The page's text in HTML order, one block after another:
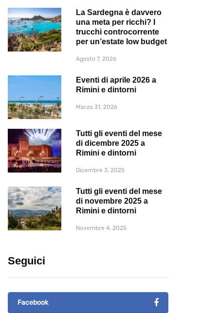
La Sardegna è davvero
una meta per ricchi? I
trucchi controcorrente
per un’estate low budget
Agosto 7, 2026
Eventi di aprile 2026 a
Rimini e dintorni
Marzo 31, 2026
Tutti gli eventi del mese
di dicembre 2025 a
Rimini e dintorni
Dicembre 3, 2025
Tutti gli eventi del mese
di novembre 2025 a
Rimini e dintorni
Novembre 4, 2025
Seguici
Facebook